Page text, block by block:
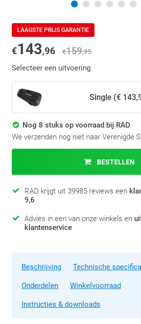
LAAGSTE PRIJS GARANTIE
€143,96 €159,95
Selecteer een uitvoering
Single (€
Nog 8 stuks op voorraad bij RAD
We verzenden nog niet naar Verenigde
BESTELLEN
RAD krijgt uit 39985 reviews een
9,6
Advies in een van onze winkels en
klantenservice
Beschrijving Technische
Onderdelen Winkelvoorraad
Instructies & downloads